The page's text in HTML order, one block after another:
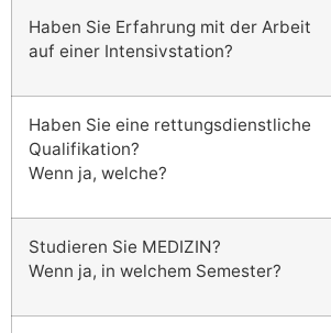
Haben Sie Erfahrung mit der Arbeit
auf einer Intensivstation?
Haben Sie eine rettungsdienstliche
Qualifikation?
Wenn ja, welche?
Studieren Sie MEDIZIN?
Wenn ja, in welchem Semester?